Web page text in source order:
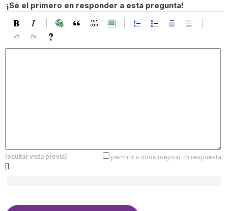
¡Sé el primero en responder a esta pregunta!
[ocultar vista previa]
permitir a otros mejorar mi respuesta:
[]